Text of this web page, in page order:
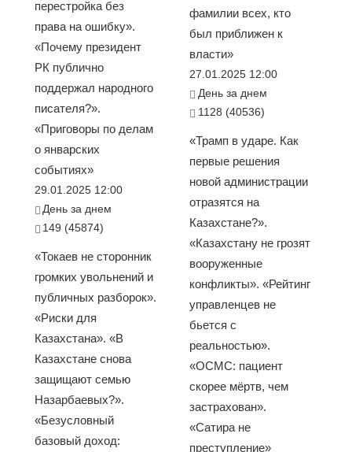
перестройка без
права на ошибку».
«Почему президент
РК публично
поддержал народного
писателя?».
«Приговоры по делам
о январских
событиях»
29.01.2025 12:00
День за днем
149 (45874)
«Токаев не сторонник
громких увольнений и
публичных разборок».
«Риски для
Казахстана». «В
Казахстане снова
защищают семью
Назарбаевых?».
«Безусловный
базовый доход:
фамилии всех, кто
был приближен к
власти»
27.01.2025 12:00
День за днем
1128 (40536)
«Трамп в ударе. Как
первые решения
новой администрации
отразятся на
Казахстане?».
«Казахстану не грозят
вооруженные
конфликты». «Рейтинг
управленцев не
бьется с
реальностью».
«ОСМС: пациент
скорее мёртв, чем
застрахован».
«Сатира не
преступление»